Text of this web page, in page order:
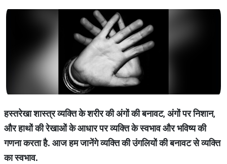
हस्तरेखा शास्त्र व्यक्ति के शरीर की अंगों की बनावट, अंगों पर निशान,
और हाथों की रेखाओं के आधार पर व्यक्ति के स्वभाव और भविष्य की
गणना करता है. आज हम जानेंगे व्यक्ति की उंगलियों की बनावट से व्यक्ति
का स्वभाव.